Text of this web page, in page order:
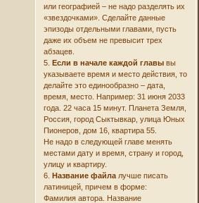
или географией – не надо разделять их
«звездочками». Сделайте данные
эпизоды отдельными главами, пусть
даже их объем не превысит трех
абзацев.
5. Если в начале каждой главывы
указываете время и место действия, то
делайте это единообразно – дата,
время, место. Например: 31 июня 2033
года. 22 часа 15 минут. Планета Земля,
Россия, город Сыктывкар, улица Юных
Пионеров, дом 16, квартира 55.
Не надо в следующей главе менять
местами дату и время, страну и город,
улицу и квартиру.
6. Название файлалучше писать
латиницей, причем в форме:
Фамилия автора. Название